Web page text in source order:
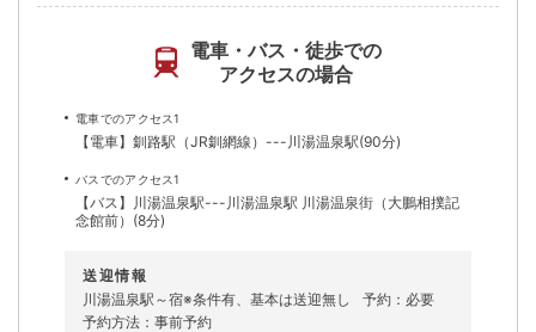
電車・バス・徒歩での
アクセスの場合
電車でのアクセス1
【電車】釧路駅（JR釧網線）---川湯温泉駅(90分)
バスでのアクセス1
【バス】川湯温泉駅---川湯温泉駅 川湯温泉街（大鵬相撲記
念館前）(8分)
送迎情報
川湯温泉駅～宿※条件有、基本は送迎無し
予約：必要
予約方法：事前予約